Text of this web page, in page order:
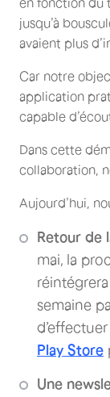
jusqu’à
avaient plus
Car notre
application
capable
Dans cette
collaboration,
Aujourd’hui,
Retour de
mai, la
semaine
Play Store
Une